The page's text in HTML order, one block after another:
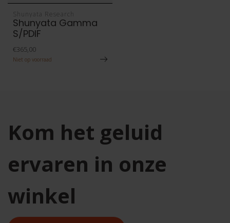
Shunyata Research
Shunyata Gamma
S/PDIF
€365,00
Niet op voorraad
Kom het geluid
ervaren in onze
winkel